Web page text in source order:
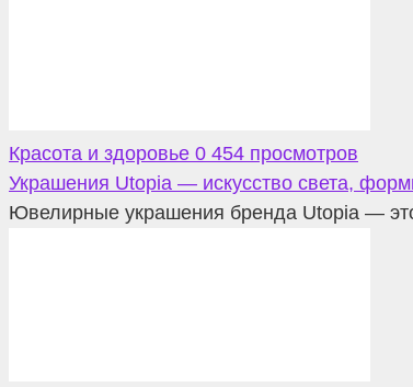
Красота и здоровье 0 454 просмотров
Украшения Utopia — искусство света,
Ювелирные украшения бренда Utopia —